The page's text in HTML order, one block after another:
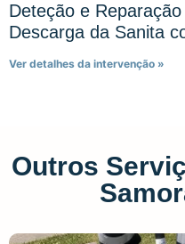
Deteção e
Descarga da Sanita
Ver detalhes da intervenção »
Outros